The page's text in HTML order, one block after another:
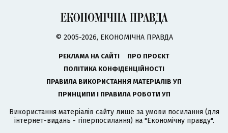
© 2005-2026, ЕКОНОМІЧНА ПРАВДА
РЕКЛАМА НА САЙТІ
ПРО ПРОЄКТ
ПОЛІТИКА КОНФІДЕНЦІЙНОСТІ
ПРАВИЛА ВИКОРИСТАННЯ МАТЕРІАЛІВ УП
ПРИНЦИПИ І ПРАВИЛА РОБОТИ УП
Використання матеріалів сайту лише за умови посилання (для
інтернет-видань - гіперпосилання) на "Економічну правду".